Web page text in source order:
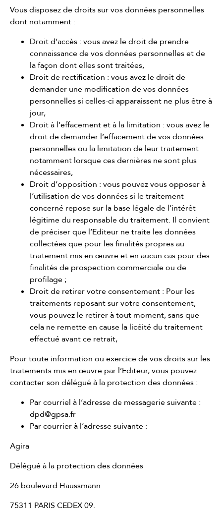
Vous disposez de droits sur vos données personnelles
dont notamment :
Droit d’accès : vous avez le droit de prendre
connaissance de vos données personnelles et de
la façon dont elles sont traitées,
Droit de rectification : vous avez le droit de
demander une modification de vos données
personnelles si celles-ci apparaissent ne plus être à
jour,
Droit à l’effacement et à la limitation : vous avez le
droit de demander l’effacement de vos données
personnelles ou la limitation de leur traitement
notamment lorsque ces dernières ne sont plus
nécessaires,
Droit d’opposition : vous pouvez vous opposer à
l’utilisation de vos données si le traitement
concerné repose sur la base légale de l’intérêt
légitime du responsable du traitement. Il convient
de préciser que l’Editeur ne traite les données
collectées que pour les finalités propres au
traitement mis en œuvre et en aucun cas pour des
finalités de prospection commerciale ou de
profilage ;
Droit de retirer votre consentement : Pour les
traitements reposant sur votre consentement,
vous pouvez le retirer à tout moment, sans que
cela ne remette en cause la licéité du traitement
effectué avant ce retrait,
Pour toute information ou exercice de vos droits sur les
traitements mis en œuvre par l’Editeur, vous pouvez
contacter son délégué à la protection des données :
Par courriel à l’adresse de messagerie suivante :
dpd@gpsa.fr
Par courrier à l’adresse suivante :
Agira
Délégué à la protection des données
26 boulevard Haussmann
75311 PARIS CEDEX 09.